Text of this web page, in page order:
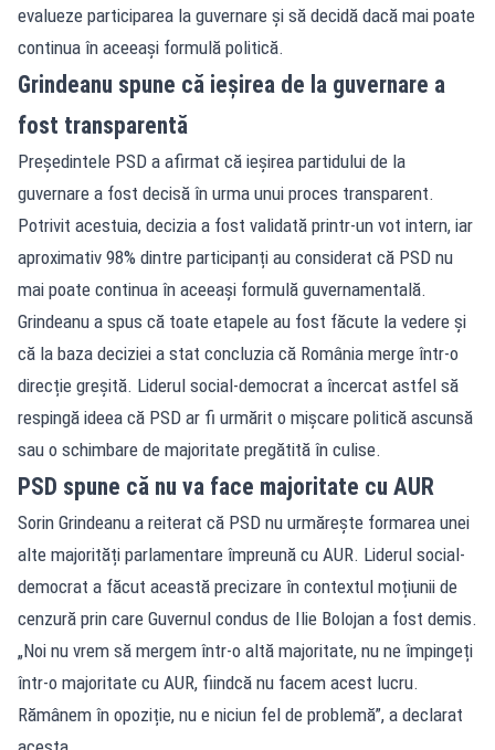
evalueze participarea la guvernare și să decidă dacă mai poate
continua în aceeași formulă politică.
Grindeanu spune că ieșirea de la guvernare a
fost transparentă
Președintele PSD a afirmat că ieșirea partidului de la
guvernare a fost decisă în urma unui proces transparent.
Potrivit acestuia, decizia a fost validată printr-un vot intern, iar
aproximativ 98% dintre participanți au considerat că PSD nu
mai poate continua în aceeași formulă guvernamentală.
Grindeanu a spus că toate etapele au fost făcute la vedere și
că la baza deciziei a stat concluzia că România merge într-o
direcție greșită. Liderul social-democrat a încercat astfel să
respingă ideea că PSD ar fi urmărit o mișcare politică ascunsă
sau o schimbare de majoritate pregătită în culise.
PSD spune că nu va face majoritate cu AUR
Sorin Grindeanu a reiterat că PSD nu urmărește formarea unei
alte majorități parlamentare împreună cu AUR. Liderul social-
democrat a făcut această precizare în contextul moțiunii de
cenzură prin care Guvernul condus de Ilie Bolojan a fost demis.
„Noi nu vrem să mergem într-o altă majoritate, nu ne împingeți
într-o majoritate cu AUR, fiindcă nu facem acest lucru.
Rămânem în opoziție, nu e niciun fel de problemă”, a declarat